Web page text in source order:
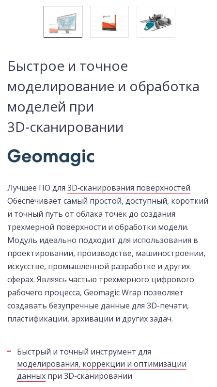
Быстрое и точное
моделирование и обработка
моделей при
3D‑сканировании
Лучшее ПО для 3D‑сканирования поверхностей.
Обеспечивает самый простой, доступный, короткий
и точный путь от облака точек до создания
трехмерной поверхности и обработки модели.
Модуль идеально подходит для использования в
проектировании, производстве, машиностроении,
искусстве, промышленной разработке и других
сферах. Являясь частью трехмерного цифрового
рабочего процесса, Geomagic Wrap позволяет
создавать безупречные данные для 3D-печати,
пластификации, архивации и других задач.
Быстрый и точный инструмент для
моделирования, коррекции и оптимизации
данных при 3D-сканировании